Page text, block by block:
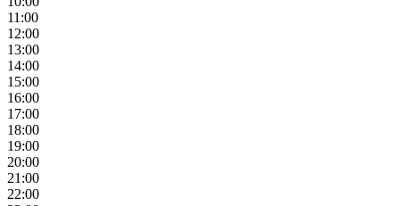
11:00
12:00
13:00
14:00
15:00
16:00
17:00
18:00
19:00
20:00
21:00
22:00